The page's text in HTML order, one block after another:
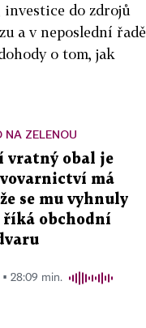
investice do zdrojů
a v neposlední řadě
o tom, jak
NA ZELENOU
vratný obal je
má
se mu vyhnuly
říká obchodní
▪ 28:09 min.